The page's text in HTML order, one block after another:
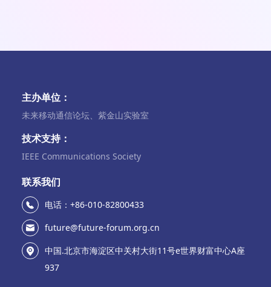
主办单位：
未来移动通信论坛、紫金山实验室
技术支持：
IEEE Communications Society
联系我们
电话：+86-010-82800433
future@future-forum.org.cn
中国.北京市海淀区中关村大街11号e世界财富中心A座
937